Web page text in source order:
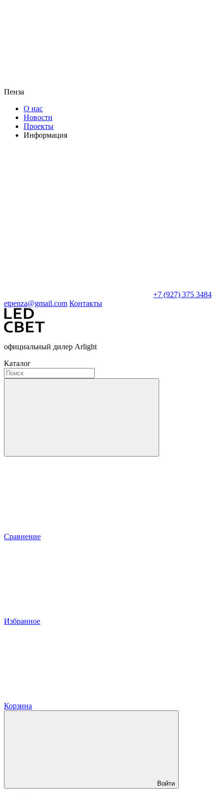
Пенза
О нас
Новости
Проекты
Информация
+7 (927) 375 3484
etpenza@gmail.com Контакты
официальный дилер Arlight
Каталог
Сравнение
Избранное
Корзина
Войти